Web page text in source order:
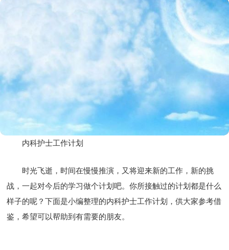
内科护士工作计划
时光飞逝，时间在慢慢推演，又将迎来新的工作，新的挑
战，一起对今后的学习做个计划吧。你所接触过的计划都是什么
样子的呢？下面是小编整理的内科护士工作计划，供大家参考借
鉴，希望可以帮助到有需要的朋友。